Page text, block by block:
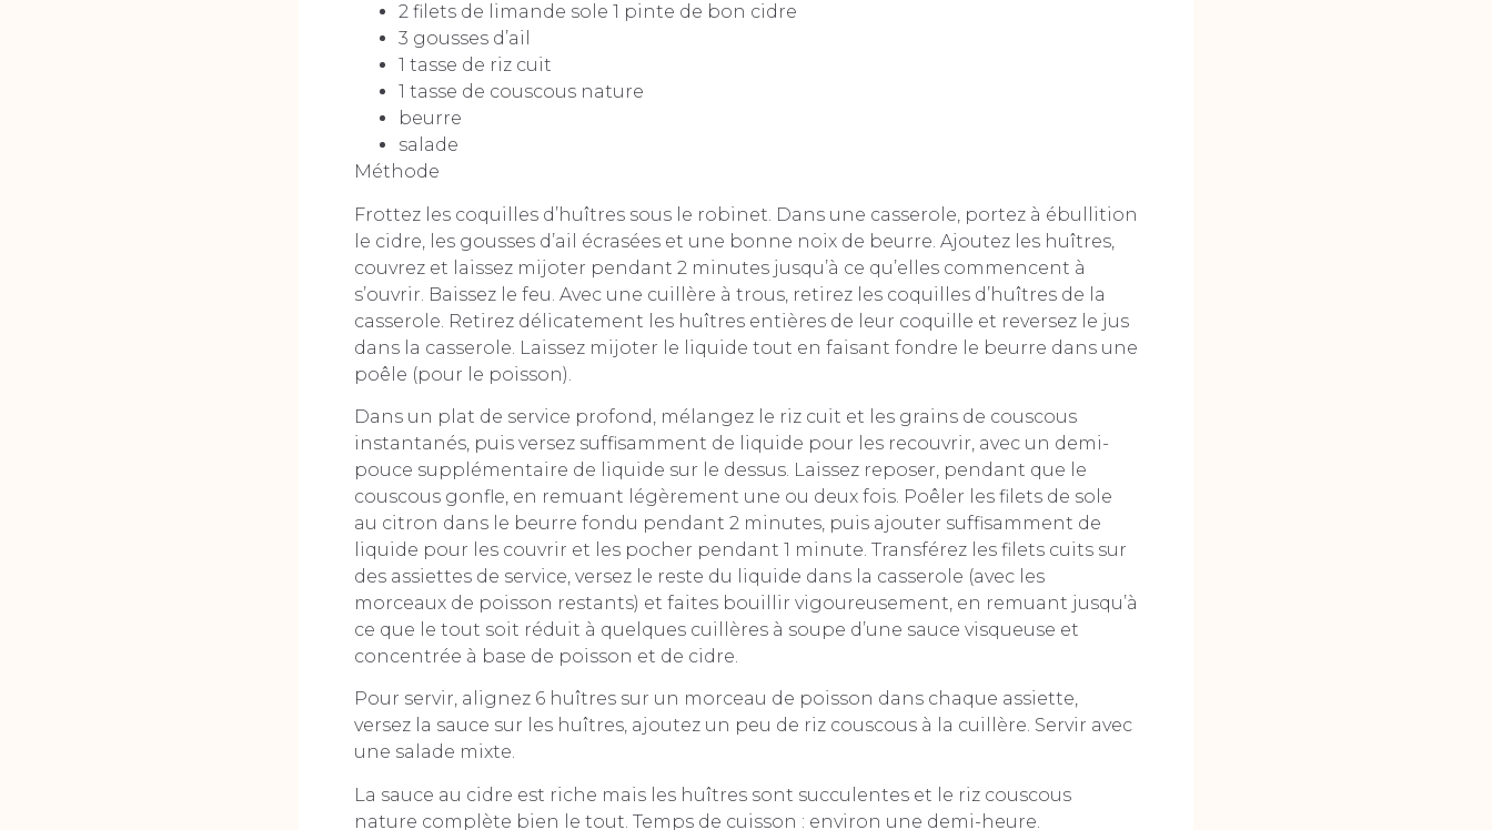
2 filets de limande sole 1 pinte de bon cidre
3 gousses d’ail
1 tasse de riz cuit
1 tasse de couscous nature
beurre
salade
Méthode
Frottez les coquilles d’huîtres sous le robinet. Dans une casserole, portez à ébullition
le cidre, les gousses d’ail écrasées et une bonne noix de beurre. Ajoutez les huîtres,
couvrez et laissez mijoter pendant 2 minutes jusqu’à ce qu’elles commencent à
s’ouvrir. Baissez le feu. Avec une cuillère à trous, retirez les coquilles d’huîtres de la
casserole. Retirez délicatement les huîtres entières de leur coquille et reversez le jus
dans la casserole. Laissez mijoter le liquide tout en faisant fondre le beurre dans une
poêle (pour le poisson).
Dans un plat de service profond, mélangez le riz cuit et les grains de couscous
instantanés, puis versez suffisamment de liquide pour les recouvrir, avec un demi-
pouce supplémentaire de liquide sur le dessus. Laissez reposer, pendant que le
couscous gonfle, en remuant légèrement une ou deux fois. Poêler les filets de sole
au citron dans le beurre fondu pendant 2 minutes, puis ajouter suffisamment de
liquide pour les couvrir et les pocher pendant 1 minute. Transférez les filets cuits sur
des assiettes de service, versez le reste du liquide dans la casserole (avec les
morceaux de poisson restants) et faites bouillir vigoureusement, en remuant jusqu’à
ce que le tout soit réduit à quelques cuillères à soupe d’une sauce visqueuse et
concentrée à base de poisson et de cidre.
Pour servir, alignez 6 huîtres sur un morceau de poisson dans chaque assiette,
versez la sauce sur les huîtres, ajoutez un peu de riz couscous à la cuillère. Servir avec
une salade mixte.
La sauce au cidre est riche mais les huîtres sont succulentes et le riz couscous
nature complète bien le tout. Temps de cuisson : environ une demi-heure.